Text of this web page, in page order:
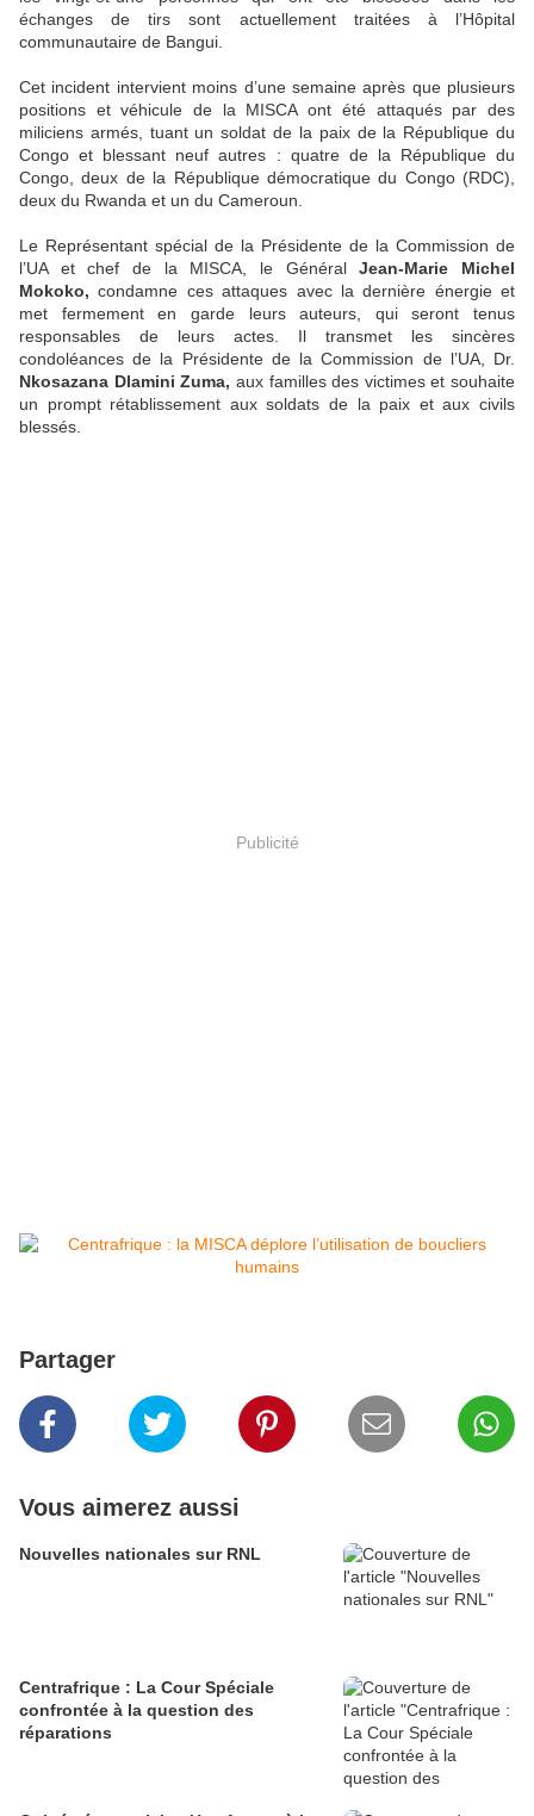
échanges de tirs sont actuellement traitées à l’Hôpital
communautaire de Bangui.
Cet incident intervient moins d’une semaine après que plusieurs
positions et véhicule de la MISCA ont été attaqués par des
miliciens armés, tuant un soldat de la paix de la République du
Congo et blessant neuf autres : quatre de la République du
Congo, deux de la République démocratique du Congo (RDC),
deux du Rwanda et un du Cameroun.
Le Représentant spécial de la Présidente de la Commission de
l’UA et chef de la MISCA, le GénéralJean-Marie Michel
Mokoko, condamne ces attaques avec la dernière énergie et
met fermement en garde leurs auteurs, qui seront tenus
responsables de leurs actes. Il transmet les sincères
condoléances de la Présidente de la Commission de l’UA, Dr.
Nkosazana Dlamini Zuma, aux familles des victimes et souhaite
un prompt rétablissement aux soldats de la paix et aux civils
blessés.
Publicité
Partager
Vous aimerez aussi
Nouvelles nationales sur RNL
Centrafrique : La Cour Spéciale
confrontée à la question des
réparations